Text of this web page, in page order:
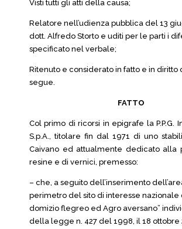
Visti tutti gli atti della causa;
Relatore nell’udienza pubblica del 13
dott. Alfredo Storto e uditi per le parti i
specificato nel verbale;
Ritenuto e considerato in fatto e in diritto
segue.
FATTO
Col primo di ricorsi in epigrafe la P.P.G.
S.p.A., titolare fin dal 1971 di uno
Caivano ed attualmente dedicato alla
resine e di vernici, premesso:
– che, a seguito dell’inserimento
perimetro del sito di interesse nazionale
domizio flegreo ed Agro aversano”
della legge n. 427 del 1998, il 18 ottobre